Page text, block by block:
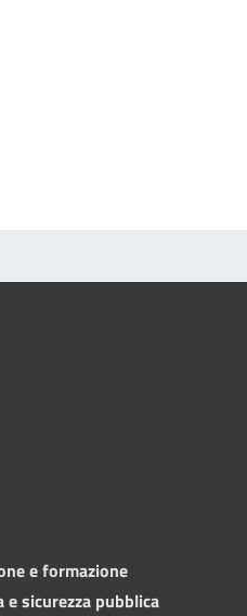
e formazione
e sicurezza pubblica